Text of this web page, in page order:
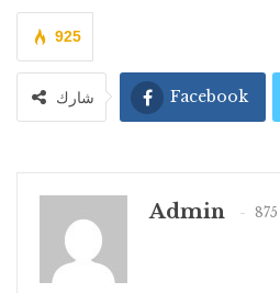
925
شارك Facebook
Admin